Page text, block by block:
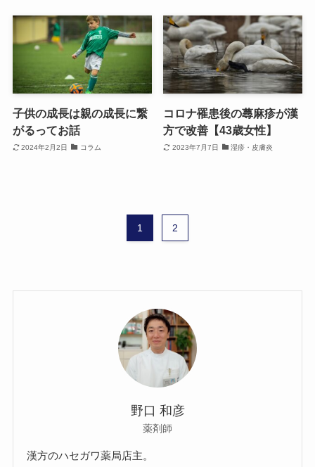
子供の成長は親の成長に繋
がるってお話
2024年2月2日 コラム
コロナ罹患後の蕁麻疹が漢
方で改善【43歳女性】
2023年7月7日 湿疹・皮膚炎
1 2
野口 和彦
薬剤師
漢方のハセガワ薬局店主。